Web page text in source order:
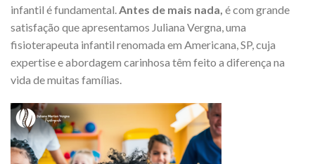
infantil é fundamental.Antes de mais nada, é com grande
satisfação que apresentamos Juliana Vergna, uma
fisioterapeuta infantil renomada em Americana, SP, cuja
expertise e abordagem carinhosa têm feito a diferença na
vida de muitas famílias.